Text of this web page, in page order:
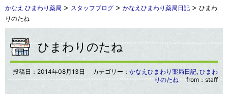
かなえ ひまわり薬局 > スタッフブログ > かなえひまわり薬局日記 > ひまわ
りのたね
ひまわりのたね
投稿日： 2014年08月13日 カテゴリー： かなえひまわり薬局日記, ひまわ
りのたね from：staff